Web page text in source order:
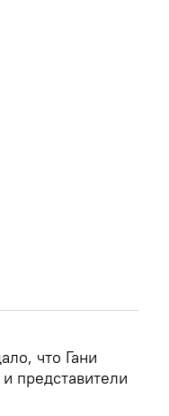
что Гани
представители